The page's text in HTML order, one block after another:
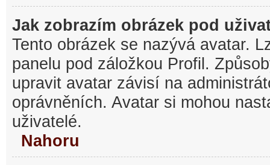
Jak zobrazím obrázek pod
Tento obrázek se nazývá avatar.
panelu pod záložkou Profil.
upravit avatar závisí na
oprávněních. Avatar si mohou
uživatelé.
Nahoru